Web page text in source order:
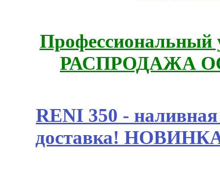
Профессиональный
РАСПРОДАЖА
RENI 350 -
доставка!